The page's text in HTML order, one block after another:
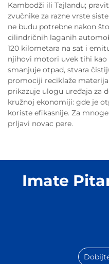
Kambodži ili Tajlandu;
zvučnike za razne vrste
ne budu potrebne nakon
cilindričnih laganih
120 kilometara na sat i
njihovi motori uvek tihi
smanjuje otpad, stvara
promociji reciklaže
prikazuje ulogu uređaja za
kružnoj ekonomiji: gde je
koriste efikasnije. Za
prljavi novac pere.
Imate